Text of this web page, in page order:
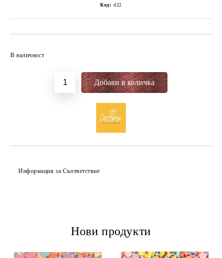
Код: d22
В наличност
Информация за Съответствие
Нови продукти